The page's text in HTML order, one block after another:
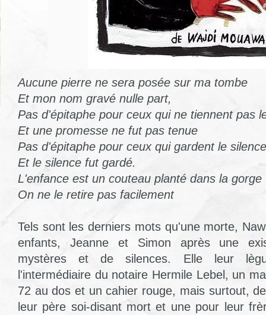
Aucune pierre ne sera posée sur ma tombe
Et mon nom gravé nulle part,
Pas d'épitaphe pour ceux qui ne tiennent pas
Et une promesse ne fut pas tenue
Pas d'épitaphe pour ceux qui gardent le silence
Et le silence fut gardé.
L'enfance est un couteau planté dans la gorge
On ne le retire pas facilement
Tels sont les derniers mots qu'une morte,
enfants, Jeanne et Simon après une
mystères et de silences. Elle leur
l'intermédiaire du notaire Hermile Lebel, un
72 au dos et un cahier rouge, mais surtout,
leur père soi-disant mort et une pour leur